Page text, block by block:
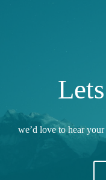
we’d love to hear